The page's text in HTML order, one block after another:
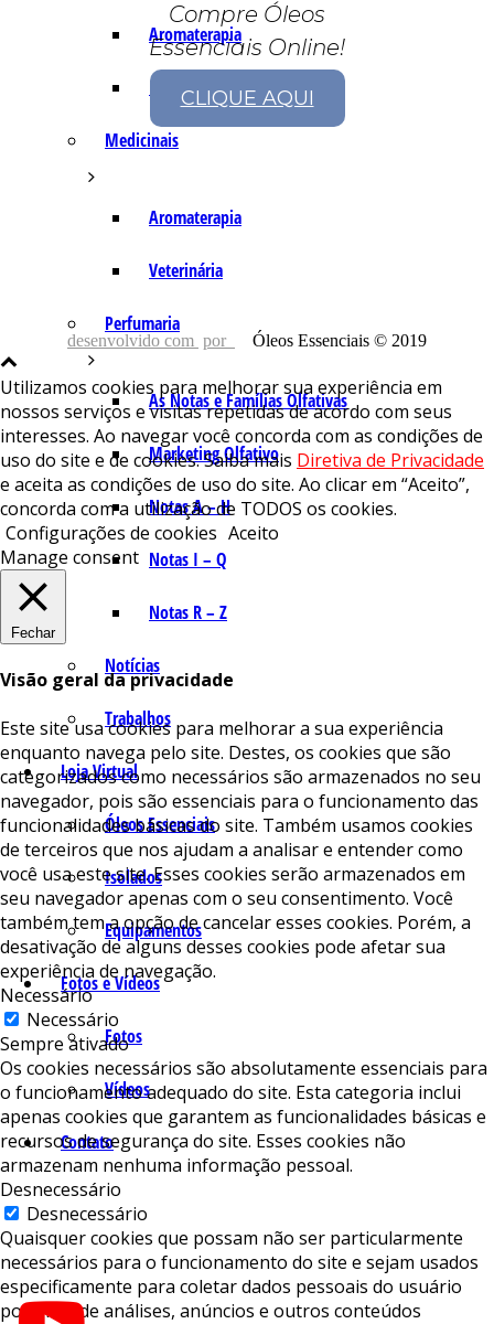
Aromaterapia
Fórmulas Caseiras
Medicinais
Aromaterapia
Veterinária
Perfumaria
As Notas e Famílias Olfativas
Marketing Olfativo
Notas A – H
Notas I – Q
Notas R – Z
Notícias
Trabalhos
Loja Virtual
Óleos Essenciais
Isolados
Equipamentos
Fotos e Vídeos
Fotos
Vídeos
Contato
Compre Óleos
Essenciais Online!
CLIQUE AQUI
desenvolvido com por Óleos Essenciais © 2019
Utilizamos cookies para melhorar sua experiência em
nossos serviços e visitas repetidas de acordo com seus
interesses. Ao navegar você concorda com as condições de
uso do site e de cookies. Saiba mais Diretiva de Privacidade
e aceita as condições de uso do site. Ao clicar em “Aceito”,
concorda com a utilização de TODOS os cookies.
Configurações de cookies Aceito
Manage consent
Fechar
Visão geral da privacidade
Este site usa cookies para melhorar a sua experiência
enquanto navega pelo site. Destes, os cookies que são
categorizados como necessários são armazenados no seu
navegador, pois são essenciais para o funcionamento das
funcionalidades básicas do site. Também usamos cookies
de terceiros que nos ajudam a analisar e entender como
você usa este site. Esses cookies serão armazenados em
seu navegador apenas com o seu consentimento. Você
também tem a opção de cancelar esses cookies. Porém, a
desativação de alguns desses cookies pode afetar sua
experiência de navegação.
Necessário
Necessário
Sempre ativado
Os cookies necessários são absolutamente essenciais para
o funcionamento adequado do site. Esta categoria inclui
apenas cookies que garantem as funcionalidades básicas e
recursos de segurança do site. Esses cookies não
armazenam nenhuma informação pessoal.
Desnecessário
Desnecessário
Quaisquer cookies que possam não ser particularmente
necessários para o funcionamento do site e sejam usados ​​
especificamente para coletar dados pessoais do usuário
por meio de análises, anúncios e outros conteúdos